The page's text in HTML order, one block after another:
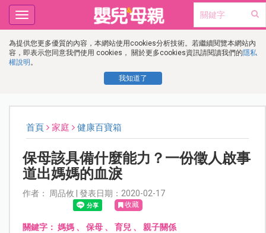
為提供您更多優質的內容，本網站使用cookies分析技術。若繼續閱覽本網站內
容，即表示您同意我們使用 cookies， 關於更多cookies資訊請閱讀我們的隱私
權說明 。
我知道了
Toggle
navigation
首頁 家庭 健康百寶箱
保母該具備什麼能力？一份徵人啟事
道出媽媽的血淚
作者： 周品攸 | 發表日期：2020-02-17
收藏
關鍵字： 媽媽、 保母、 育兒、 親子關係